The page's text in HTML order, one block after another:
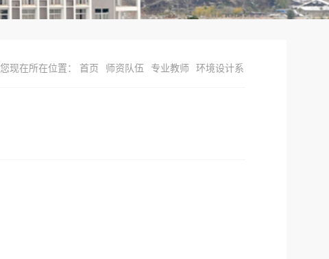
您现在所在位置： 首页 师资队伍 专业教师 环境设计系